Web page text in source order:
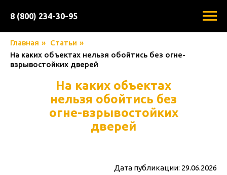
8 (800) 234-30-95
Главная » Статьи »
На каких объектах нельзя обойтись без огне-
взрывостойких дверей
На каких объектах
нельзя обойтись без
огне-взрывостойких
дверей
Дата публикации: 29.06.2026